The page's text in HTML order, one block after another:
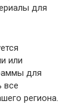
для
или
для
все
региона.